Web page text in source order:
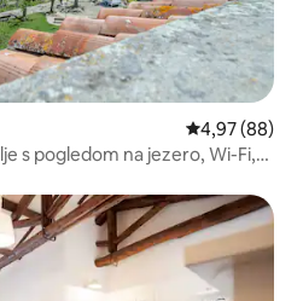
Prosječna
4,97 (88)
s pogledom na jezero, Wi-Fi,
s oznakom „Odabrali gosti”